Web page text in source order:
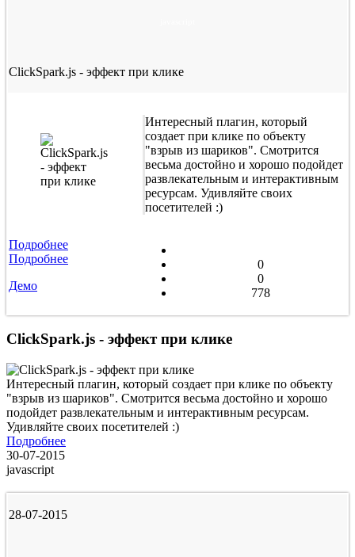
ClickSpark.js - эффект при клике
Интересный плагин, который
создает при клике по объекту
"взрыв из шариков". Смотрится
весьма достойно и хорошо подойдет
развлекательным и интерактивным
ресурсам. Удивляйте своих
посетителей :)
Подробнее
Подробнее
Демо
0
0
778
ClickSpark.js - эффект при клике
Интересный плагин, который создает при клике по объекту
"взрыв из шариков". Смотрится весьма достойно и хорошо
подойдет развлекательным и интерактивным ресурсам.
Удивляйте своих посетителей :)
Подробнее
30-07-2015
javascript
28-07-2015